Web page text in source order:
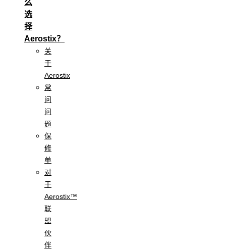
么
选
择
Aerostix？
关
于
Aerostix
常
问
问
题
保
修
单
对
于
Aerostix™
联
盟
伙
伴